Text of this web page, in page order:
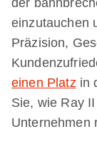
der
einzutauchen
Präzision,
einen Platzin
Sie, wie Ray
Unternehmen